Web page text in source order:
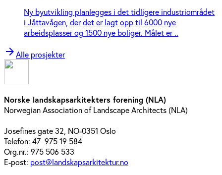
Ny byutvikling planlegges i det tidligere industriområdet
i Jåttavågen, der det er lagt opp til 6000 nye
arbeidsplasser og 1500 nye boliger. Målet er ..
arrow_forwardAlle prosjekter
Norske landskapsarkitekters forening (NLA)
Norwegian Association of Landscape Architects (NLA)
Josefines gate 32, NO-0351 Oslo
Telefon: 47 975 19 584
Org.nr.: 975 506 533
E-post: post@landskapsarkitektur.no